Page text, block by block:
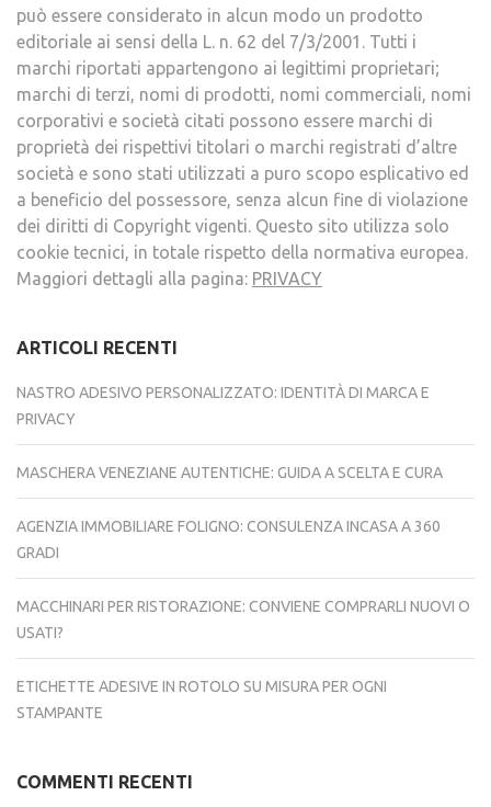
può essere considerato in alcun modo un prodotto
editoriale ai sensi della L. n. 62 del 7/3/2001. Tutti i
marchi riportati appartengono ai legittimi proprietari;
marchi di terzi, nomi di prodotti, nomi commerciali, nomi
corporativi e società citati possono essere marchi di
proprietà dei rispettivi titolari o marchi registrati d’altre
società e sono stati utilizzati a puro scopo esplicativo ed
a beneficio del possessore, senza alcun fine di violazione
dei diritti di Copyright vigenti. Questo sito utilizza solo
cookie tecnici, in totale rispetto della normativa europea.
Maggiori dettagli alla pagina: PRIVACY
ARTICOLI RECENTI
NASTRO ADESIVO PERSONALIZZATO: IDENTITÀ DI MARCA E
PRIVACY
MASCHERA VENEZIANE AUTENTICHE: GUIDA A SCELTA E CURA
AGENZIA IMMOBILIARE FOLIGNO: CONSULENZA INCASA A 360
GRADI
MACCHINARI PER RISTORAZIONE: CONVIENE COMPRARLI NUOVI O
USATI?
ETICHETTE ADESIVE IN ROTOLO SU MISURA PER OGNI
STAMPANTE
COMMENTI RECENTI